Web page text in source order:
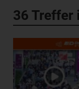
36 Treffer